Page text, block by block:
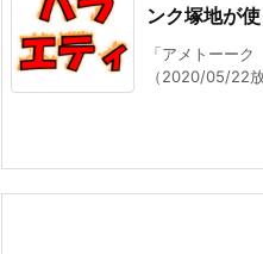
ンク塚地が
「アメトーー
（2020/05/22